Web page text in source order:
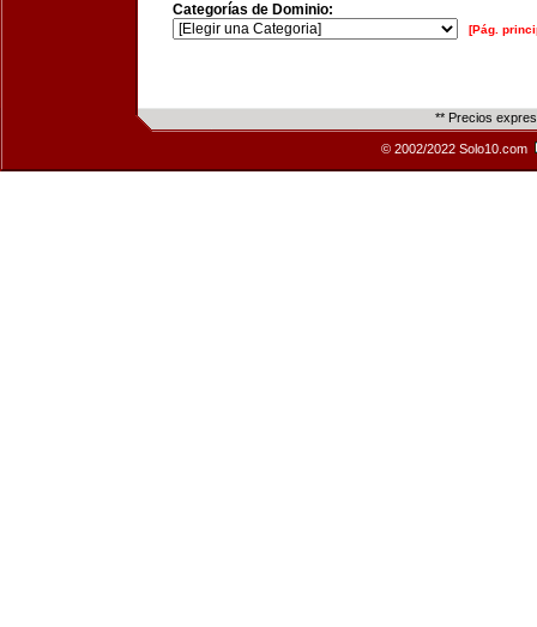
Categorías de Dominio:
[Pág.
** Precios
© 2002/2022 Solo10.com